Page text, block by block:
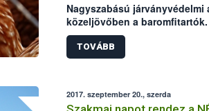
Nagyszabású
közeljövőben a
madárinfluenza megelőzése,
vadmadárvonulások idején
Baromfi Termék Tanács (BTT)
szakmai hátteret. Az audit
TOVÁBB
2017. szeptember 20., szerda